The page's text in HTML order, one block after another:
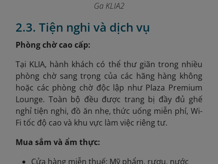
Ga KLIA2
2.3. Tiện nghi và dịch vụ
Phòng chờ cao cấp:
Tại KLIA, hành khách có thể thư giãn trong nhiều
phòng chờ sang trọng của các hãng hàng không
hoặc các phòng chờ độc lập như Plaza Premium
Lounge. Toàn bộ đều được trang bị đầy đủ ghế
nghỉ tiện nghi, đồ ăn nhẹ, thức uống miễn phí, Wi-
Fi tốc độ cao và khu vực làm việc riêng tư.
Mua sắm và ẩm thực:
Cửa hàng miễn thuế: Mỹ phẩm, rượu, nước